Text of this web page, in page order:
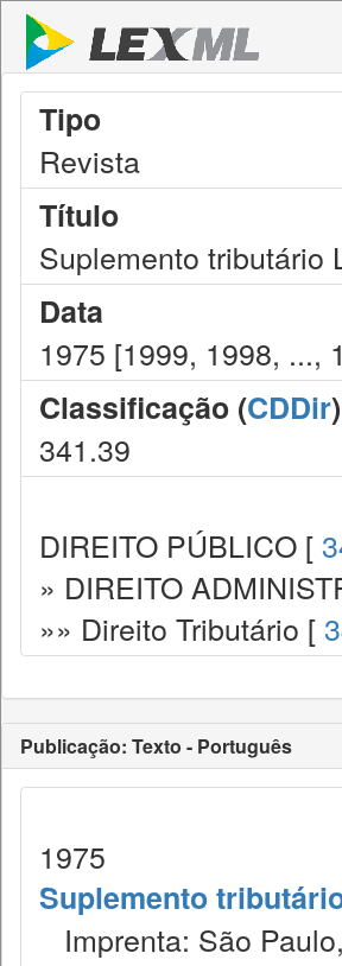
Tipo
Revista
Título
Suplemento tributário
Data
1975 [1999, 1998, ...,
Classificação (CDDir)
341.39
DIREITO PÚBLICO [
» DIREITO
»» Direito Tributário [
Publicação: Texto - Português
1975
Suplemento
Imprenta: São